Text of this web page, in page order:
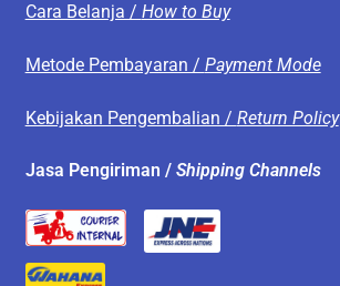
Cara Belanja / How to Buy
Metode Pembayaran / Payment Mode
Kebijakan Pengembalian / Return Policy
Jasa Pengiriman / Shipping Channels